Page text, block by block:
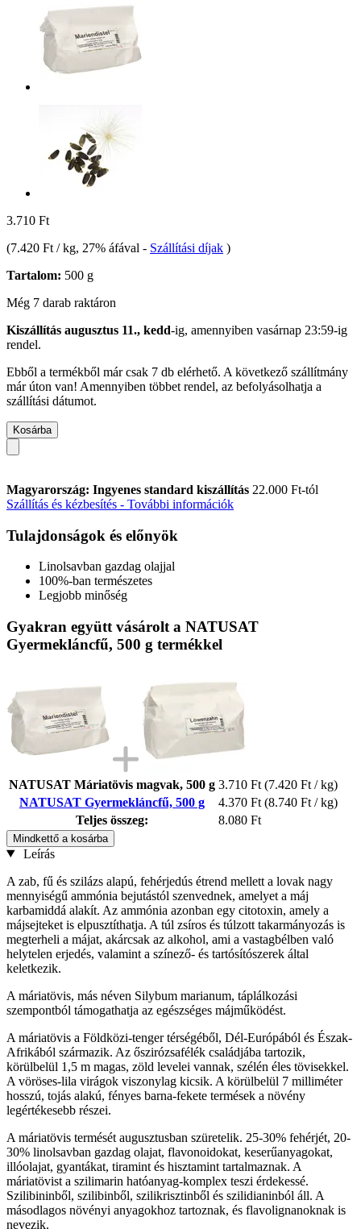
3.710 Ft
(7.420 Ft / kg, 27% áfával - Szállítási díjak )
Tartalom: 500 g
Még 7 darab raktáron
Kiszállítás augusztus 11., kedd-ig, amennyiben vasárnap 23:59-ig
rendel.
Ebből a termékből már csak 7 db elérhető. A következő szállítmány
már úton van! Amennyiben többet rendel, az befolyásolhatja a
szállítási dátumot.
Kosárba
Magyarország: Ingyenes standard kiszállítás 22.000 Ft-tól
Szállítás és kézbesítés - További információk
Tulajdonságok és előnyök
Linolsavban gazdag olajjal
100%-ban természetes
Legjobb minőség
Gyakran együtt vásárolt a NATUSAT
Gyermekláncfű, 500 g termékkel
NATUSAT Máriatövis magvak, 500 g 3.710 Ft (7.420 Ft / kg)
NATUSAT Gyermekláncfű, 500 g
4.370 Ft (8.740 Ft / kg)
Teljes összeg:
8.080 Ft
Mindkettő a kosárba
Leírás
A zab, fű és szilázs alapú, fehérjedús étrend mellett a lovak nagy
mennyiségű ammónia bejutástól szenvednek, amelyet a máj
karbamiddá alakít. Az ammónia azonban egy citotoxin, amely a
májsejteket is elpusztíthatja. A túl zsíros és túlzott takarmányozás is
megterheli a májat, akárcsak az alkohol, ami a vastagbélben való
helytelen erjedés, valamint a színező- és tartósítószerek által
keletkezik.
A máriatövis, más néven Silybum marianum, táplálkozási
szempontból támogathatja az egészséges májműködést.
A máriatövis a Földközi-tenger térségéből, Dél-Európából és Észak-
Afrikából származik. Az őszirózsafélék családjába tartozik,
körülbelül 1,5 m magas, zöld levelei vannak, szélén éles tövisekkel.
A vöröses-lila virágok viszonylag kicsik. A körülbelül 7 milliméter
hosszú, tojás alakú, fényes barna-fekete termések a növény
legértékesebb részei.
A máriatövis termését augusztusban szüretelik. 25-30% fehérjét, 20-
30% linolsavban gazdag olajat, flavonoidokat, keserűanyagokat,
illóolajat, gyantákat, tiramint és hisztamint tartalmaznak. A
máriatövist a szilimarin hatóanyag-komplex teszi érdekessé.
Szilibininből, szilibinből, szilikrisztinből és szilidianinból áll. A
másodlagos növényi anyagokhoz tartoznak, és flavolignanoknak is
nevezik.